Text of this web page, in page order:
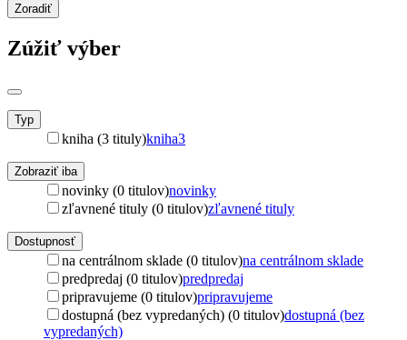
Zoradiť
Zúžiť výber
Typ
kniha (3 tituly)kniha3
Zobraziť iba
novinky (0 titulov)novinky
zľavnené tituly (0 titulov)zľavnené tituly
Dostupnosť
na centrálnom sklade (0 titulov)na centrálnom sklade
predpredaj (0 titulov)predpredaj
pripravujeme (0 titulov)pripravujeme
dostupná (bez vypredaných) (0 titulov)dostupná (bez
vypredaných)